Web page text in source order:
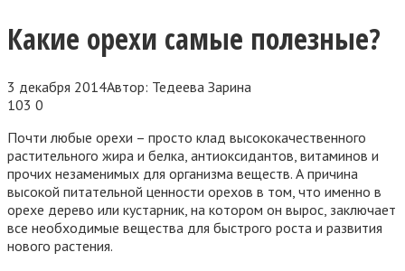
Какие орехи самые полезные?
3 декабря 2014Автор: Тедеева Зарина
103 0
Почти любые орехи – просто клад высококачественного
растительного жира и белка, антиоксидантов, витаминов и
прочих незаменимых для организма веществ. А причина
высокой питательной ценности орехов в том, что именно в
орехе дерево или кустарник, на котором он вырос, заключает
все необходимые вещества для быстрого роста и развития
нового растения.